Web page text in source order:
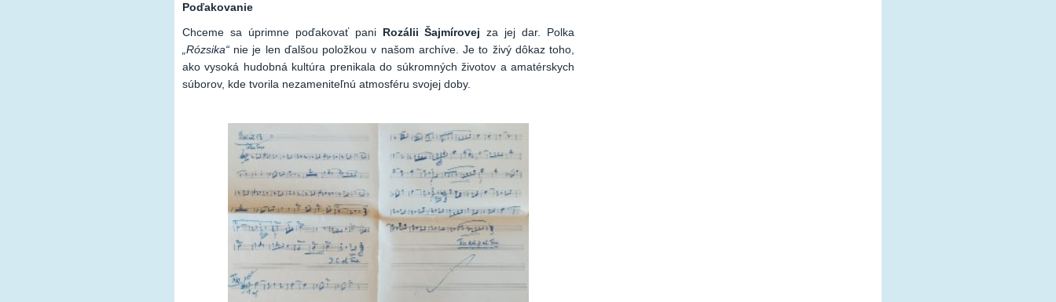
Poďakovanie
Chceme sa úprimne poďakovať pani Rozálii Šajmírovej za jej dar. Polka
„Rózsika“ nie je len ďalšou položkou v našom archíve. Je to živý dôkaz toho,
ako vysoká hudobná kultúra prenikala do súkromných životov a amatérskych
súborov, kde tvorila nezameniteľnú atmosféru svojej doby.